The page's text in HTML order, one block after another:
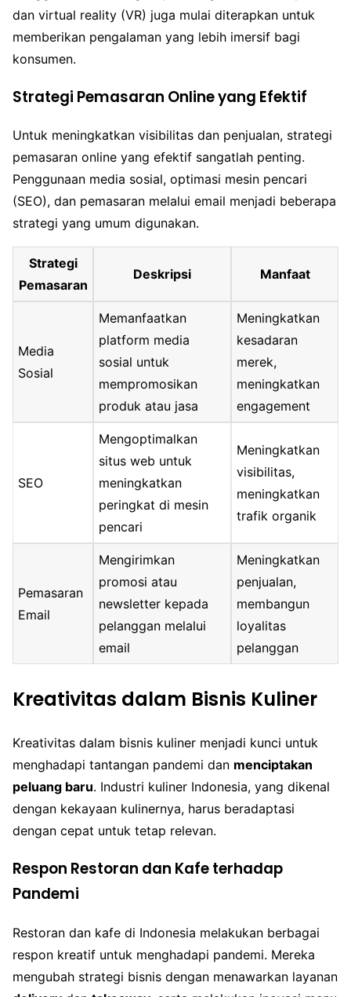
dan virtual reality (VR) juga mulai diterapkan untuk
memberikan pengalaman yang lebih imersif bagi
konsumen.
Strategi Pemasaran Online yang Efektif
Untuk meningkatkan visibilitas dan penjualan, strategi
pemasaran online yang efektif sangatlah penting.
Penggunaan media sosial, optimasi mesin pencari
(SEO), dan pemasaran melalui email menjadi beberapa
strategi yang umum digunakan.
Strategi
Pemasaran
Deskripsi Manfaat
Media
Sosial
Memanfaatkan
platform media
sosial untuk
mempromosikan
produk atau jasa
Meningkatkan
kesadaran
merek,
meningkatkan
engagement
SEO
Mengoptimalkan
situs web untuk
meningkatkan
peringkat di mesin
pencari
Meningkatkan
visibilitas,
meningkatkan
trafik organik
Pemasaran
Email
Mengirimkan
promosi atau
newsletter kepada
pelanggan melalui
email
Meningkatkan
penjualan,
membangun
loyalitas
pelanggan
Kreativitas dalam Bisnis Kuliner
Kreativitas dalam bisnis kuliner menjadi kunci untuk
menghadapi tantangan pandemi dan menciptakan
peluang baru. Industri kuliner Indonesia, yang dikenal
dengan kekayaan kulinernya, harus beradaptasi
dengan cepat untuk tetap relevan.
Respon Restoran dan Kafe terhadap
Pandemi
Restoran dan kafe di Indonesia melakukan berbagai
respon kreatif untuk menghadapi pandemi. Mereka
mengubah strategi bisnis dengan menawarkan layanan